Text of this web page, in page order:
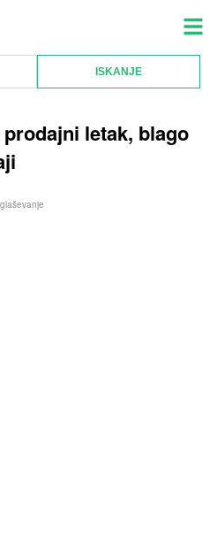
letak, blago